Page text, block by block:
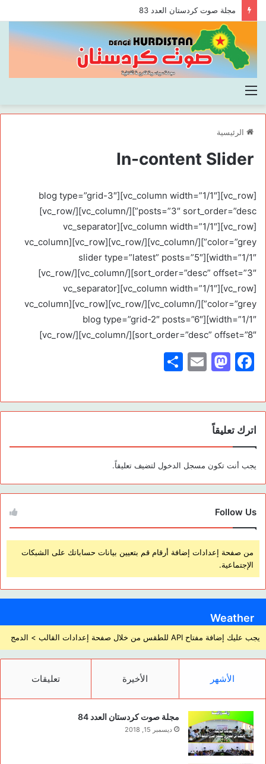
مجلة صوت كردستان العدد 83
القائمة
الرئيسية
In-content Slider
[vc_row][vc_column width=”1/1″][blog type=”grid-3″
posts=”3″ sort_order=”desc”][/vc_column][/vc_row]
[vc_row][vc_column width=”1/1″][vc_separator
color=”grey”][/vc_column][/vc_row][vc_row][vc_column
width=”1/1″][slider type=”latest” posts=”5″
sort_order=”desc” offset=”3″][/vc_column][/vc_row]
[vc_row][vc_column width=”1/1″][vc_separator
color=”grey”][/vc_column][/vc_row][vc_row][vc_column
width=”1/1″][blog type=”grid-2″ posts=”6″
sort_order=”desc” offset=”8″][/vc_column][/vc_row]
F
c
e
b
o
k
M
st
o
n
E
ai
l
ar
e
اترك تعليقاً
يجب أنت تكون مسجل الدخول لتضيف تعليقاً.
Follow Us
من صفحة إعدادات إضافة أرقام قم بتعيين بيانات حساباتك على الشبكات
الإجتماعية.
Weather
يجب عليك إضافة مفتاح API للطقس من خلال صفحة إعدادات القالب > الدمج
الأشهر الأخيرة تعليقات
مجلة صوت كردستان العدد 84
ديسمبر 15, 2018